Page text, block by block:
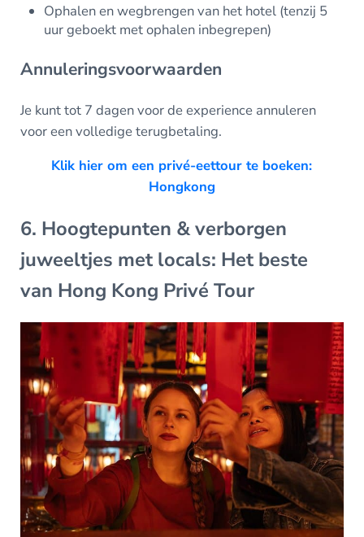
Ophalen en wegbrengen van het hotel (tenzij 5
uur geboekt met ophalen inbegrepen)
Annuleringsvoorwaarden
Je kunt tot 7 dagen voor de experience annuleren
voor een volledige terugbetaling.
Klik hier om een privé-eettour te boeken:
Hongkong
6. Hoogtepunten & verborgen
juweeltjes met locals: Het beste
van Hong Kong Privé Tour